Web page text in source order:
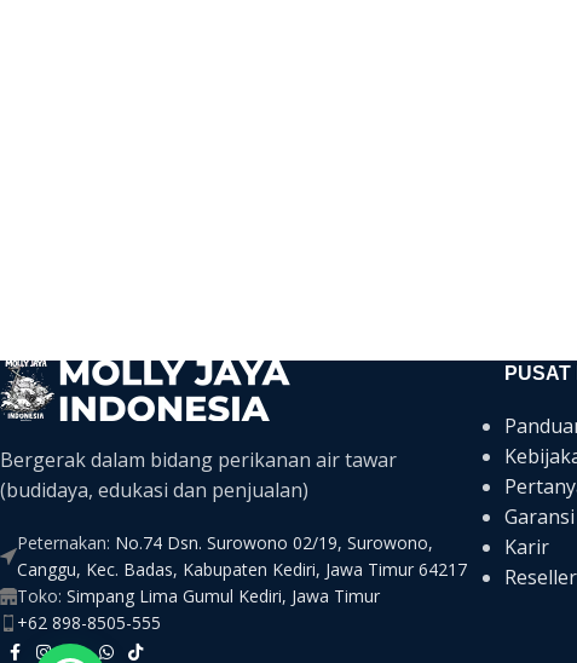
Bergerak dalam bidang perikanan air tawar
(budidaya, edukasi dan penjualan)
Peternakan: No.74 Dsn. Surowono 02/19, Surowono,
Canggu, Kec. Badas, Kabupaten Kediri, Jawa Timur 64217
Toko: Simpang Lima Gumul Kediri, Jawa Timur
+62 898-8505-555
Garansi
Karir